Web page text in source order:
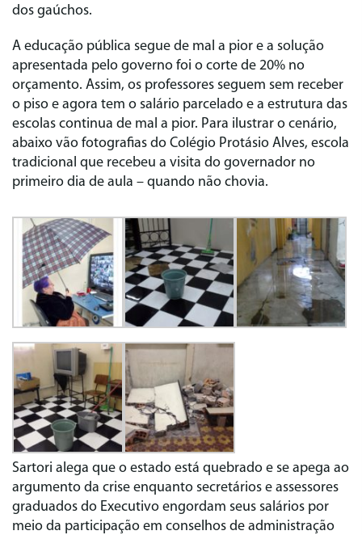
dos gaúchos.
A educação pública segue de mal a pior e a solução
apresentada pelo governo foi o corte de 20% no
orçamento. Assim, os professores seguem sem receber
o piso e agora tem o salário parcelado e a estrutura das
escolas continua de mal a pior. Para ilustrar o cenário,
abaixo vão fotografias do Colégio Protásio Alves, escola
tradicional que recebeu a visita do governador no
primeiro dia de aula – quando não chovia.
Sartori alega que o estado está quebrado e se apega ao
argumento da crise enquanto secretários e assessores
graduados do Executivo engordam seus salários por
meio da participação em conselhos de administração